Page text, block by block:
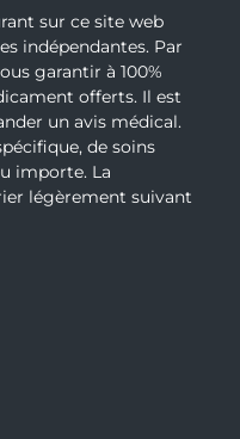
sur ce site web
indépendantes. Par
garantir à 100%
offerts. Il est
un avis médical.
de soins
importe. La
légèrement suivant